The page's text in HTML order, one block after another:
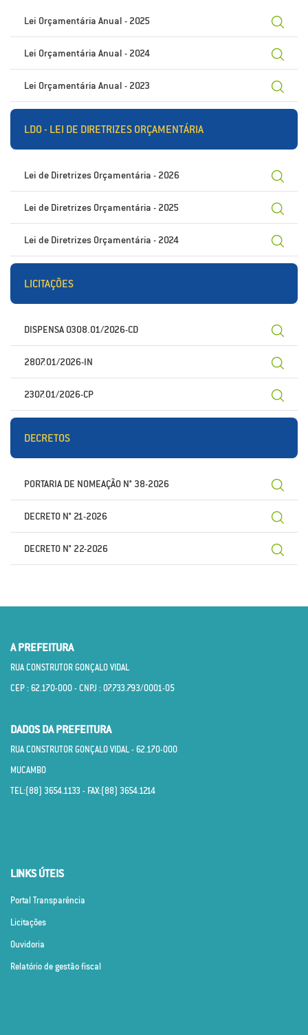
Lei Orçamentária Anual - 2025
Lei Orçamentária Anual - 2024
Lei Orçamentária Anual - 2023
LDO - LEI DE DIRETRIZES ORÇAMENTÁRIA
Lei de Diretrizes Orçamentária - 2026
Lei de Diretrizes Orçamentária - 2025
Lei de Diretrizes Orçamentária - 2024
LICITAÇÕES
DISPENSA 0308.01/2026-CD
2807.01/2026-IN
2307.01/2026-CP
DECRETOS
PORTARIA DE NOMEAÇÃO N° 38-2026
DECRETO N° 21-2026
DECRETO N° 22-2026
A PREFEITURA
RUA CONSTRUTOR GONÇALO VIDAL
CEP : 62.170­-000 - CNPJ : 07.733.793/0001­-05
DADOS DA PREFEITURA
RUA CONSTRUTOR GONÇALO VIDAL - 62.170­-000
MUCAMBO
TEL:(88) 3654.1133 - FAX:(88) 3654.1214
LINKS ÚTEIS
Portal Transparência
Licitações
Ouvidoria
Relatório de gestão fiscal